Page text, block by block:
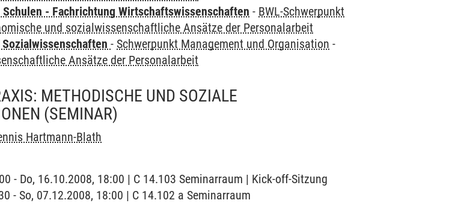
- Fachrichtung Wirtschaftswissenschaften - BWL-Schwerpunkt
und sozialwissenschaftliche Ansätze der Personalarbeit
- Schwerpunkt Management und Organisation -
Ansätze der Personalarbeit
METHODISCHE UND SOZIALE
(SEMINAR)
Hartmann-Blath
- Do, 16.10.2008, 18:00 | C 14.103 Seminarraum | Kick-off-Sitzung
- So, 07.12.2008, 18:00 | C 14.102 a Seminarraum